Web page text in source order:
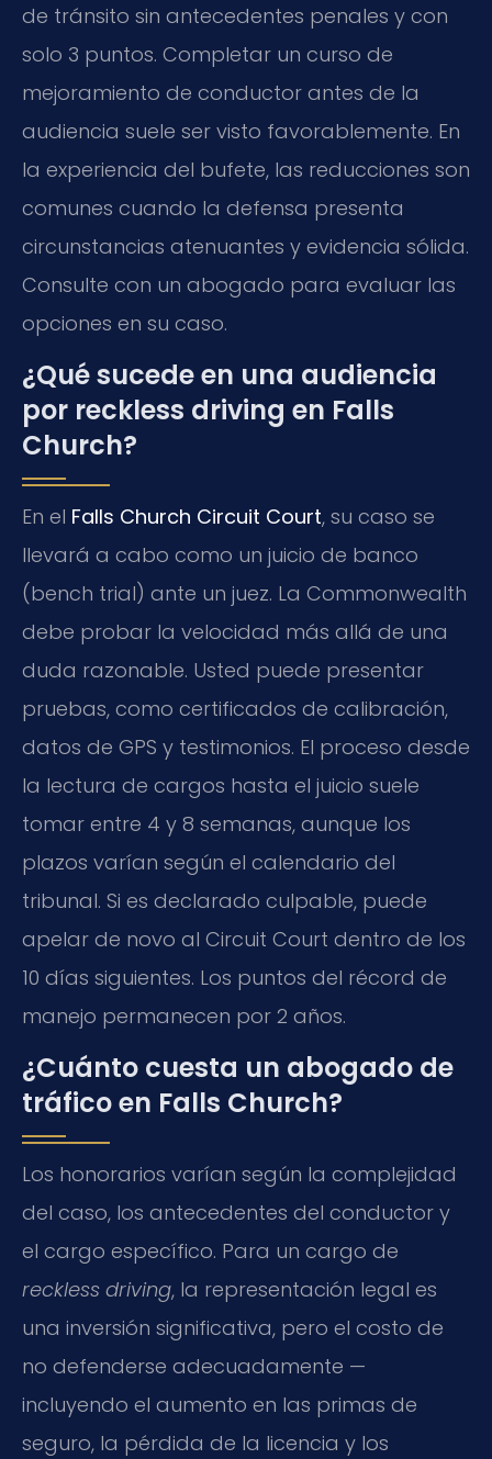
de tránsito sin antecedentes penales y con
solo 3 puntos. Completar un curso de
mejoramiento de conductor antes de la
audiencia suele ser visto favorablemente. En
la experiencia del bufete, las reducciones son
comunes cuando la defensa presenta
circunstancias atenuantes y evidencia sólida.
Consulte con un abogado para evaluar las
opciones en su caso.
¿Qué sucede en una audiencia
por reckless driving en Falls
Church?
En el Falls Church Circuit Court, su caso se
llevará a cabo como un juicio de banco
(bench trial) ante un juez. La Commonwealth
debe probar la velocidad más allá de una
duda razonable. Usted puede presentar
pruebas, como certificados de calibración,
datos de GPS y testimonios. El proceso desde
la lectura de cargos hasta el juicio suele
tomar entre 4 y 8 semanas, aunque los
plazos varían según el calendario del
tribunal. Si es declarado culpable, puede
apelar de novo al Circuit Court dentro de los
10 días siguientes. Los puntos del récord de
manejo permanecen por 2 años.
¿Cuánto cuesta un abogado de
tráfico en Falls Church?
Los honorarios varían según la complejidad
del caso, los antecedentes del conductor y
el cargo específico. Para un cargo de
reckless driving, la representación legal es
una inversión significativa, pero el costo de
no defenderse adecuadamente —
incluyendo el aumento en las primas de
seguro, la pérdida de la licencia y los